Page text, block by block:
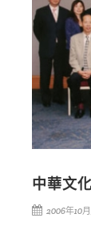
中華文
2006年10月